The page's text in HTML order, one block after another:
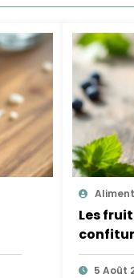
Les
plus
5 Août